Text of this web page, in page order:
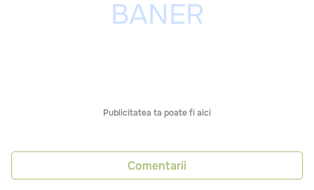
Publicitatea ta poate fi aici
Comentarii